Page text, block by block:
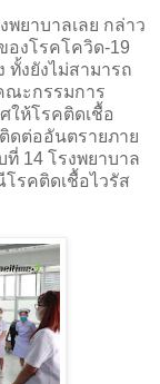
ยาบาลเลย กล่าว
องโรคโควิด-19
ทั้งยังไม่สามารถ
ณะกรรมการ
ให้โรคติดเชื้อ
ดต่ออันตรายภาย
14 โรงพยาบาล
รคติดเชื้อไวรัส